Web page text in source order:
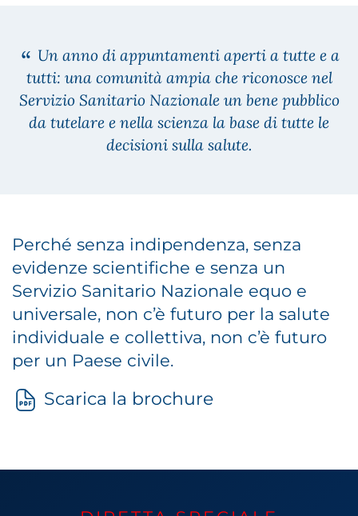
Un anno di appuntamenti aperti a tutte e a
tutti: una comunità ampia che riconosce nel
Servizio Sanitario Nazionale un bene pubblico
da tutelare e nella scienza la base di tutte le
decisioni sulla salute.
Perché senza indipendenza, senza
evidenze scientifiche e senza un
Servizio Sanitario Nazionale equo e
universale, non c’è futuro per la salute
individuale e collettiva, non c’è futuro
per un Paese civile.
Scarica la brochure